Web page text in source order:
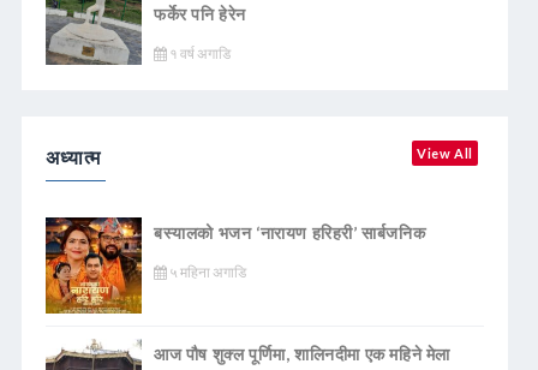
फर्केर पनि हेरेन
१ वर्ष अगाडि
अध्यात्म View All
बस्यालको भजन ‘नारायण हरिहरी’ सार्बजनिक
५ महिना अगाडि
आज पौष शुक्ल पूर्णिमा, शालिनदीमा एक महिने मेला